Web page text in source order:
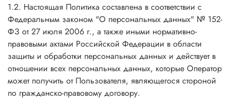
1.2. Настоящая Политика составлена в соответствии с
Федеральным законом "О персональных данных" № 152-
ФЗ от 27 июля 2006 г., а также иными нормативно-
правовыми актами Российской Федерации в области
защиты и обработки персональных данных и действует в
отношении всех персональных данных, которые Оператор
может получить от Пользователя, являющегося стороной
по гражданско-правовому договору.